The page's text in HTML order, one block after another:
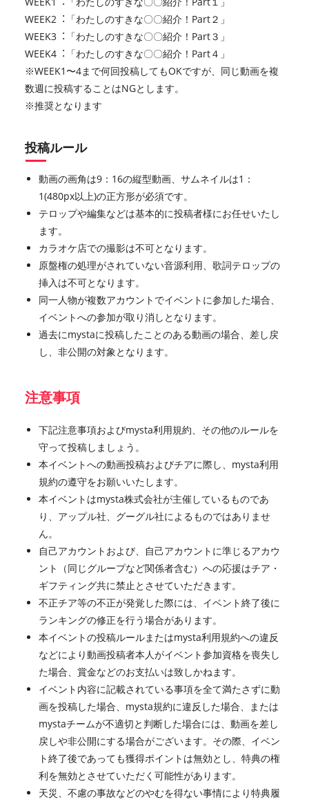
WEEK2︓「わたしのすきな〇〇紹介！Part２」
WEEK3︓「わたしのすきな〇〇紹介！Part３」
WEEK4︓「わたしのすきな〇〇紹介！Part４」
※WEEK1〜4まで何回投稿してもOKですが、同じ動画を複
数週に投稿することはNGとします。
※推奨となります
投稿ルール
動画の画角は9：16の縦型動画、サムネイルは1：
1(480px以上)の正方形が必須です。
テロップや編集などは基本的に投稿者様にお任せいたし
ます。
カラオケ店での撮影は不可となります。
原盤権の処理がされていない音源利用、歌詞テロップの
挿入は不可となります。
同一人物が複数アカウントでイベントに参加した場合、
イベントへの参加が取り消しとなります。
過去にmystaに投稿したことのある動画の場合、差し戻
し、非公開の対象となります。
注意事項
下記注意事項およびmysta利用規約、その他のルールを
守って投稿しましょう。
本イベントへの動画投稿およびチアに際し、mysta利用
規約の遵守をお願いいたします。
本イベントはmysta株式会社が主催しているものであ
り、アップル社、グーグル社によるものではありませ
ん。
自己アカウントおよび、自己アカウントに準じるアカウ
ント（同じグループなど関係者含む）への応援はチア・
ギフティング共に禁止とさせていただきます。
不正チア等の不正が発覚した際には、イベント終了後に
ランキングの修正を行う場合があります。
本イベントの投稿ルールまたはmysta利用規約への違反
などにより動画投稿者本人がイベント参加資格を喪失し
た場合、賞金などのお支払いは致しかねます。
イベント内容に記載されている事項を全て満たさずに動
画を投稿した場合、mysta規約に違反した場合、または
mystaチームが不適切と判断した場合には、動画を差し
戻しや非公開にする場合がございます。その際、イベン
ト終了後であっても獲得ポイントは無効とし、特典の権
利を無効とさせていただく可能性があります。
天災、不慮の事故などのやむを得ない事情により特典履